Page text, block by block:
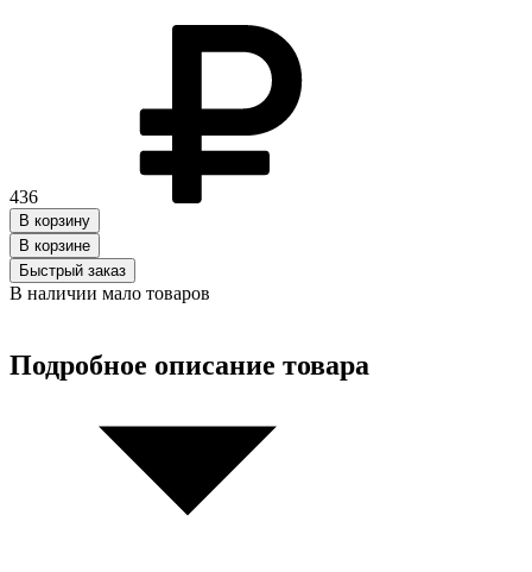
436
В корзину
В корзинe
Быстрый заказ
В наличии мало товаров
Подробное описание товара